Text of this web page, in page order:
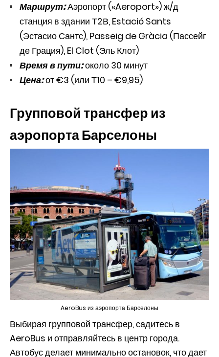
Маршрут:Аэропорт («Aeroport») ж/д
станция в здании Т2В, Estació Sants
(Эстасио Сантс), Passeig de Gràcia (Пассейг
де Грация), El Clot (Эль Клот)
Время в пути:около 30 минут
Цена:от €3 (или Т10 – €9,95)
Групповой трансфер из
аэропорта Барселоны
AeroBus из аэропорта Барселоны
Выбирая групповой трансфер, садитесь в
AeroBus и отправляйтесь в центр города.
Автобус делает минимально остановок, что дает